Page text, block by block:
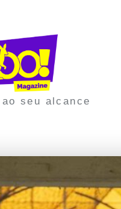
seu alcance